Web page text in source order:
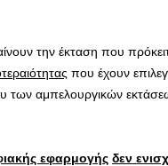
την έκταση που
που έχουν
των αμπελουργικών
εφαρμογής δεν